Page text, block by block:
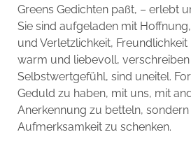
Greens Gedichten paßt, – erlebt
Sie sind aufgeladen mit
und Verletzlichkeit,
warm und liebevoll,
Selbstwertgefühl, sind uneitel.
Geduld zu haben, mit uns, mit
Anerkennung zu betteln,
Aufmerksamkeit zu schenken.